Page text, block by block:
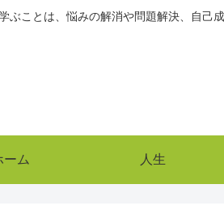
ぶことは、悩みの解消や問題解決、自己
ーム 人生